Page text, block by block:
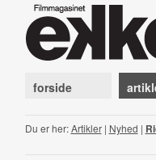
forside
Du er her:Artikler| Nyhed |